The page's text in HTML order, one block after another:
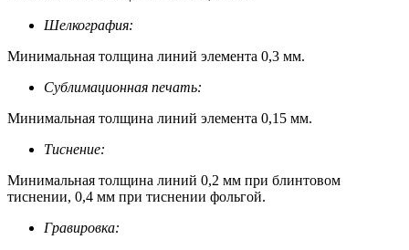
Шелкография:
Минимальная толщина линий элемента 0,3 мм.
Сублимационная печать:
Минимальная толщина линий элемента 0,15 мм.
Тиснение:
Минимальная толщина линий 0,2 мм при блинтовом
тиснении, 0,4 мм при тиснении фольгой.
Гравировка: